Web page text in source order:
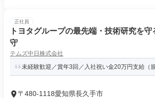
正社員
トヨタグループの最先端・技術研究を
守
テムズ中日株式会社
未経験歓迎／賞年3回／入社祝い金20万円支給（規
〒480-1118愛知県長久手市